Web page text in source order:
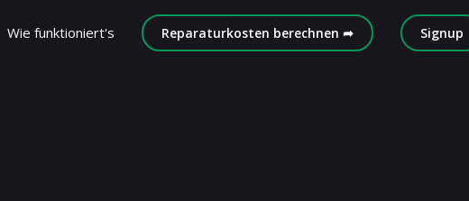
Wie funktioniert's Reparaturkosten berechnen ➦ Signup